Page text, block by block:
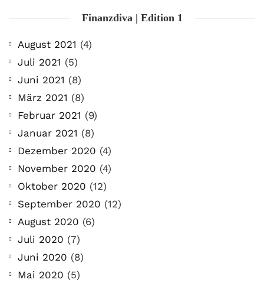
Finanzdiva | Edition 1
August 2021 (4)
Juli 2021 (5)
Juni 2021 (8)
März 2021 (8)
Februar 2021 (9)
Januar 2021 (8)
Dezember 2020 (4)
November 2020 (4)
Oktober 2020 (12)
September 2020 (12)
August 2020 (6)
Juli 2020 (7)
Juni 2020 (8)
Mai 2020 (5)